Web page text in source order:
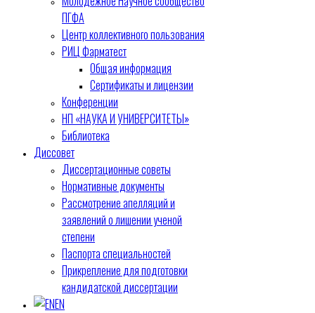
ПГФА
Центр коллективного пользования
РИЦ Фарматест
Общая информация
Сертификаты и лицензии
Конференции
НП «НАУКА И УНИВЕРСИТЕТЫ»
Библиотека
Диссовет
Диссертационные советы
Нормативные документы
Рассмотрение апелляций и
заявлений о лишении ученой
степени
Паспорта специальностей
Прикрепление для подготовки
кандидатской диссертации
EN